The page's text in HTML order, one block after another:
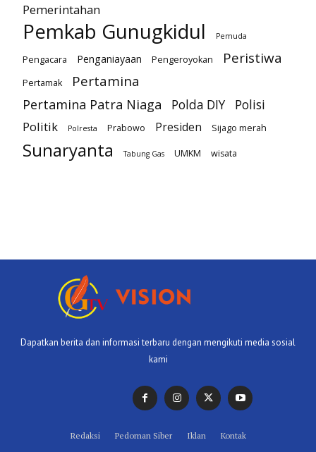
Pemerintahan
Pemkab Gunugkidul Pemuda
Pengacara Penganiayaan Pengeroyokan Peristiwa
Pertamak Pertamina
Pertamina Patra Niaga Polda DIY
Polisi
Politik
Polresta Prabowo Presiden Sijago merah
Sunaryanta Tabung Gas UMKM wisata
Dapatkan berita dan informasi terbaru dengan mengikuti media sosial
kami
Redaksi Pedoman Siber Iklan Kontak